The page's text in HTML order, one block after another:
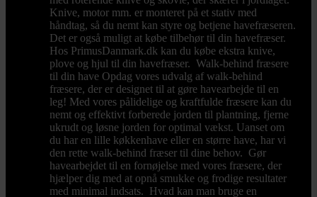
Knive, motor mm. er monteret på et stativ med
håndtag, så du nemt kan styre og betjene havefræseren.
Det er også muligt at købe tilbehør til din havefræser.
Hos PrimusDanmark.dk kan du købe ekstra knive,
plove og hjul til din havefræser. Walk-behind fræsere
til din have Opdag vores udvalg af walk-behind
fræsere, der er designet til at gøre havearbejde til en
leg! Med vores pålidelige og kraftfulde fræsere kan du
nemt og effektivt forberede jorden til plantning, fjerne
ukrudt og løsne jorden for optimal vækst. Uanset om
du har en lille køkkenhave eller en større have, har vi
den rette walk-behind fræser til dine behov. Gør
havearbejdet til en fornøjelse med vores fræsere, der
hjælper dig med at opnå smukke og frodige resultater
med minimal indsats. Hvad kan man bruge en